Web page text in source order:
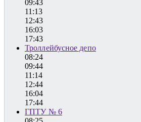
09:43
11:13
12:43
16:03
17:43
Троллейбусное депо
08:24
09:44
11:14
12:44
16:04
17:44
ГПТУ № 6